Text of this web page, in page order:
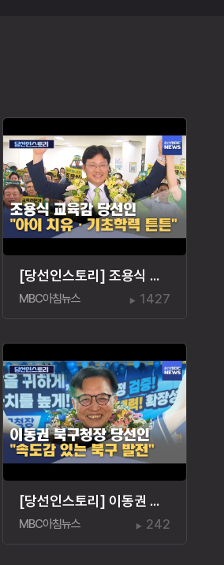
[당선인스토리] 조용식 교육감 당선인‥"아이 치유"
MBC아침뉴스 1427
[당선인스토리] 이동권 북구청장 당선인 "경험은 힘"
MBC아침뉴스 242